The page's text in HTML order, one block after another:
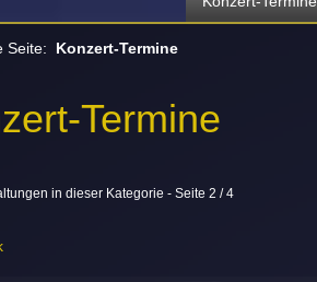
Seite: Konzert-Termine
Termine
in dieser Kategorie - Seite 2 / 4